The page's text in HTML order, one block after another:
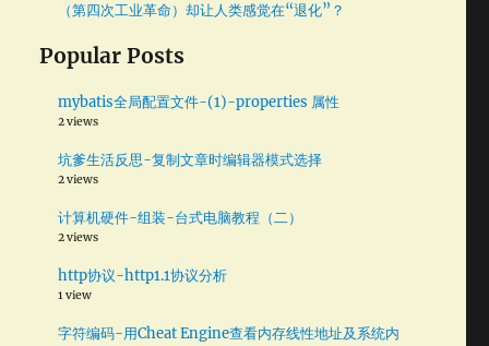
（第四次工业革命）却让人类感觉在“退化”？
Popular Posts
mybatis全局配置文件-(1)-properties 属性
2 views
坑爹生活反思-复制文章时编辑器模式选择
2 views
计算机硬件-组装-台式电脑教程（二）
2 views
http协议-http1.1协议分析
1 view
字符编码-用Cheat Engine查看内存线性地址及系统内